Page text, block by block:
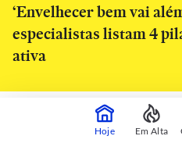
‘Envelhecer bem vai
especialistas listam 4
ativa
CONTINUA APÓS
Hoje Em Alta